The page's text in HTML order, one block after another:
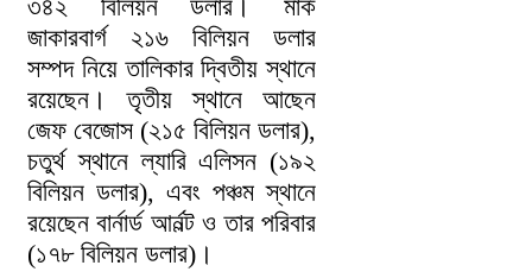
৩৪২ বিলিয়ন ডলার। মার্ক
জাকারবার্গ ২১৬ বিলিয়ন ডলার
সম্পদ নিয়ে তালিকার দ্বিতীয় স্থানে
রয়েছেন। তৃতীয় স্থানে আছেন
জেফ বেজোস (২১৫ বিলিয়ন ডলার),
চতুর্থ স্থানে ল্যারি এলিসন (১৯২
বিলিয়ন ডলার), এবং পঞ্চম স্থানে
রয়েছেন বার্নার্ড আর্নল্ট ও তার পরিবার
(১৭৮ বিলিয়ন ডলার)।